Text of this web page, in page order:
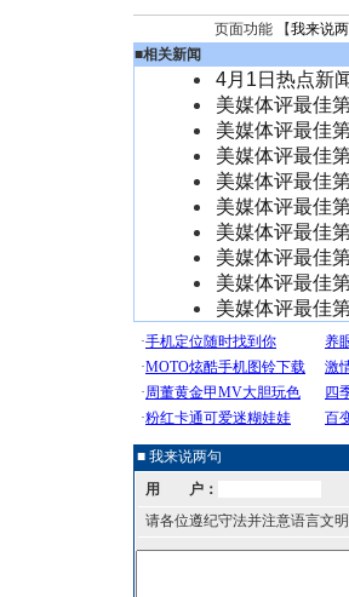
页面功能 【我来说
■相关新闻
4月1日热点新
美媒体评最佳
美媒体评最佳
美媒体评最佳
美媒体评最佳
美媒体评最佳
美媒体评最佳
美媒体评最佳
美媒体评最佳
美媒体评最佳
■ 我来说两句
用 户：
请各位遵纪守法并注意语言文明